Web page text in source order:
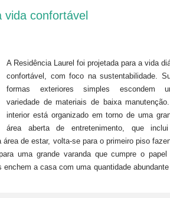
confortável
A Residência Laurel foi projetada para a vida
confortável, com foco na sustentabilidade.
formas exteriores simples escondem
variedade de materiais de baixa
interior está organizado em torno de uma
área aberta de entretenimento, que
de estar, volta-se para o primeiro piso
uma grande varanda que cumpre o papel
a casa com uma quantidade